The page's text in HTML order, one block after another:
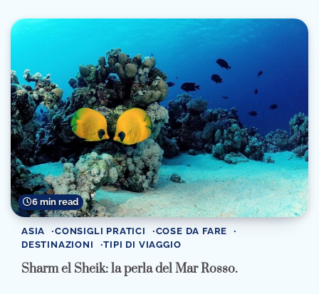
6 min read
ASIA CONSIGLI PRATICI
COSE DA FARE
DESTINAZIONI
TIPI DI VIAGGIO
Sharm el Sheik: la perla del Mar Rosso.